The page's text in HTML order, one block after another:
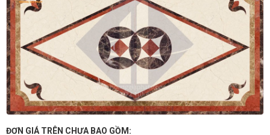
ĐƠN GIÁ TRÊN CHƯA BAO GỒM: